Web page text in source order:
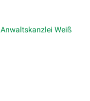
Anwaltskanzlei Weiß